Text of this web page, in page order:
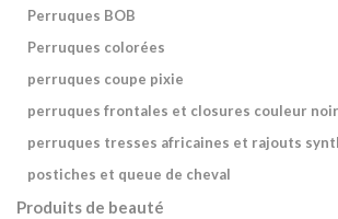
Perruques BOB
Perruques colorées
perruques coupe pixie
perruques frontales et closures couleur
perruques tresses africaines et rajouts
postiches et queue de cheval
Produits de beauté